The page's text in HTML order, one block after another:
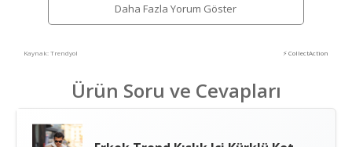
Daha Fazla Yorum Göster
Kaynak: Trendyol ⚡ CollectAction
Ürün Soru ve Cevapları